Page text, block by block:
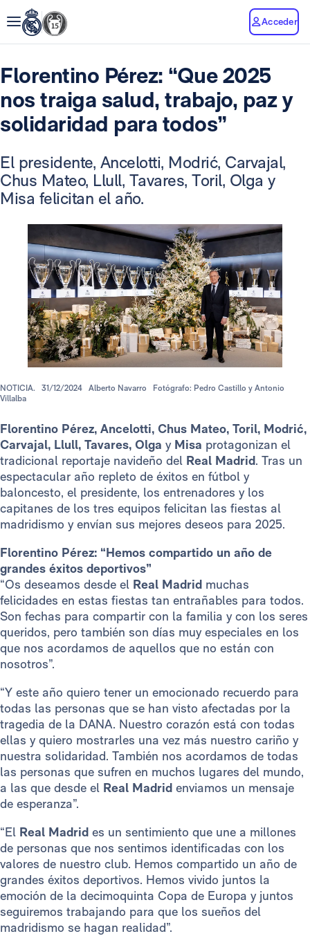
Acceder
Florentino Pérez: “Que 2025
nos traiga salud, trabajo, paz y
solidaridad para todos”
El presidente, Ancelotti, Modrić, Carvajal,
Chus Mateo, Llull, Tavares, Toril, Olga y
Misa felicitan el año.
NOTICIA. 31/12/2024 Alberto Navarro
Fotógrafo: Pedro Castillo y Antonio
Villalba
Florentino Pérez, Ancelotti, Chus Mateo, Toril, Modrić,
Carvajal, Llull, Tavares, Olga yMisa protagonizan el
tradicional reportaje navideño del Real Madrid. Tras un
espectacular año repleto de éxitos en fútbol y
baloncesto, el presidente, los entrenadores y los
capitanes de los tres equipos felicitan las fiestas al
madridismo y envían sus mejores deseos para 2025.
Florentino Pérez: “Hemos compartido un año de
grandes éxitos deportivos”
“Os deseamos desde el Real Madrid muchas
felicidades en estas fiestas tan entrañables para todos.
Son fechas para compartir con la familia y con los seres
queridos, pero también son días muy especiales en los
que nos acordamos de aquellos que no están con
nosotros”.
“Y este año quiero tener un emocionado recuerdo para
todas las personas que se han visto afectadas por la
tragedia de la DANA. Nuestro corazón está con todas
ellas y quiero mostrarles una vez más nuestro cariño y
nuestra solidaridad. También nos acordamos de todas
las personas que sufren en muchos lugares del mundo,
a las que desde el Real Madrid enviamos un mensaje
de esperanza”.
“El Real Madrid es un sentimiento que une a millones
de personas que nos sentimos identificadas con los
valores de nuestro club. Hemos compartido un año de
grandes éxitos deportivos. Hemos vivido juntos la
emoción de la decimoquinta Copa de Europa y juntos
seguiremos trabajando para que los sueños del
madridismo se hagan realidad”.